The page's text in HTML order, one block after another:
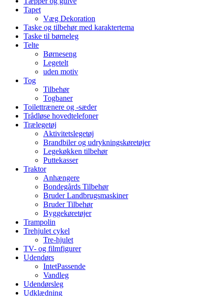
Tapet
Væg Dekoration
Taske og tilbehør med karaktertema
Taske til børneleg
Telte
Børneseng
Legetelt
uden motiv
Tog
Tilbehør
Togbaner
Toilettrænere og -sæder
Trådløse hovedtelefoner
Trælegetøj
Aktivitetslegetøj
Brandbiler og udrykningskøretøjer
Legekøkken tilbehør
Puttekasser
Traktor
Anhængere
Bondegårds Tilbehør
Bruder Landbrugsmaskiner
Bruder Tilbehør
Byggekøretøjer
Trampolin
Trehjulet cykel
Tre-hjulet
TV- og filmfigurer
Udendørs
IntetPassende
Vandleg
Udendørsleg
Udklædning